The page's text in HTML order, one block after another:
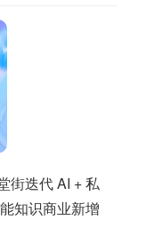
街迭代 AI + 私
知识商业新增